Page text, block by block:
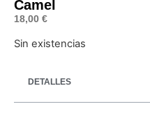
Camel
18,00 €
Sin existencias
DETALLES